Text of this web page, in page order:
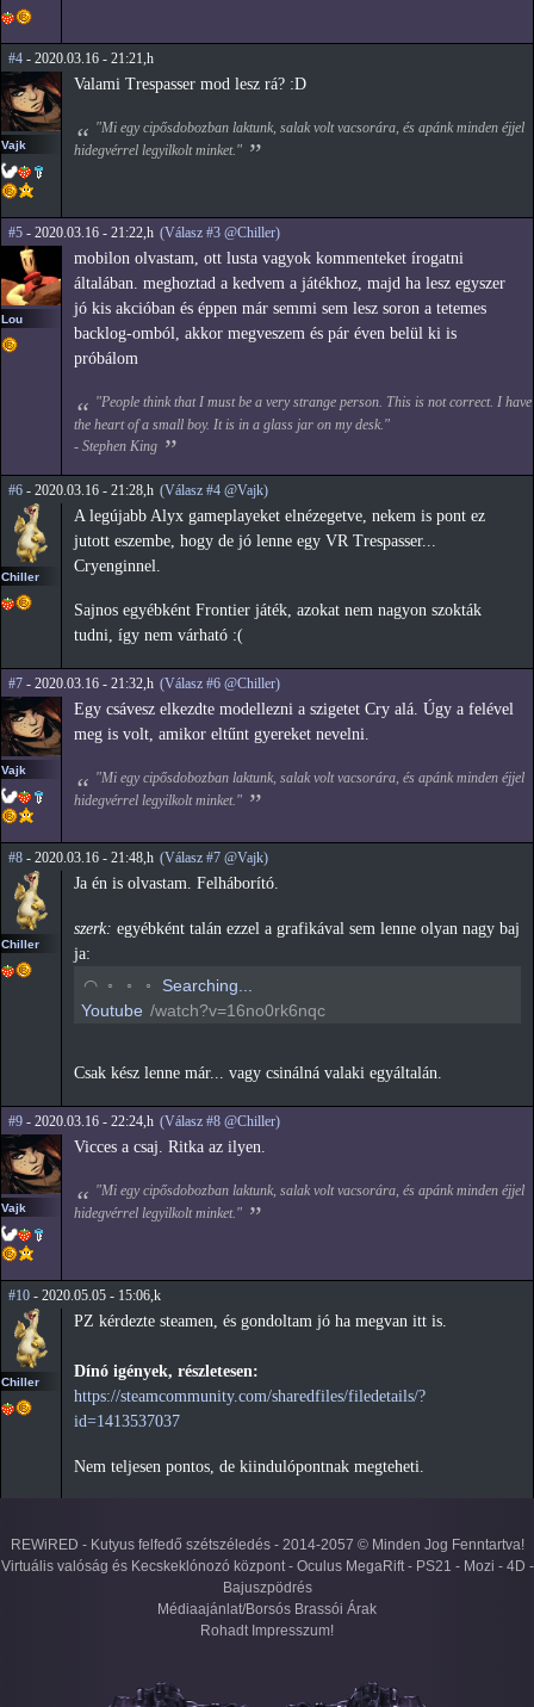
#4 - 2020.03.16 - 21:21,h
Vajk
Valami Trespasser mod lesz rá? :D
"Mi egy cipősdobozban laktunk, salak volt vacsorára, és apánk minden éjjel
hidegvérrel legyilkolt minket."
#5 - 2020.03.16 - 21:22,h (Válasz #3 @Chiller)
Lou
mobilon olvastam, ott lusta vagyok kommenteket írogatni
általában. meghoztad a kedvem a játékhoz, majd ha lesz egyszer
jó kis akcióban és éppen már semmi sem lesz soron a tetemes
backlog-omból, akkor megveszem és pár éven belül ki is
próbálom
"People think that I must be a very strange person. This is not correct. I have
the heart of a small boy. It is in a glass jar on my desk."
- Stephen King
#6 - 2020.03.16 - 21:28,h (Válasz #4 @Vajk)
Chiller
A legújabb Alyx gameplayeket elnézegetve, nekem is pont ez
jutott eszembe, hogy de jó lenne egy VR Trespasser...
Cryenginnel.
Sajnos egyébként Frontier játék, azokat nem nagyon szokták
tudni, így nem várható :(
#7 - 2020.03.16 - 21:32,h (Válasz #6 @Chiller)
Vajk
Egy csávesz elkezdte modellezni a szigetet Cry alá. Úgy a felével
meg is volt, amikor eltűnt gyereket nevelni.
"Mi egy cipősdobozban laktunk, salak volt vacsorára, és apánk minden éjjel
hidegvérrel legyilkolt minket."
#8 - 2020.03.16 - 21:48,h (Válasz #7 @Vajk)
Chiller
Ja én is olvastam. Felháborító.
szerk: egyébként talán ezzel a grafikával sem lenne olyan nagy baj
ja:
◡ ◦ ◦ ◦
Searching...
Youtube /watch?v=16no0rk6nqc
Csak kész lenne már... vagy csinálná valaki egyáltalán.
#9 - 2020.03.16 - 22:24,h (Válasz #8 @Chiller)
Vajk
Vicces a csaj. Ritka az ilyen.
"Mi egy cipősdobozban laktunk, salak volt vacsorára, és apánk minden éjjel
hidegvérrel legyilkolt minket."
#10 - 2020.05.05 - 15:06,k
Chiller
PZ kérdezte steamen, és gondoltam jó ha megvan itt is.
Dínó igények, részletesen:
https://steamcommunity.com/sharedfiles/filedetails/?
id=1413537037
Nem teljesen pontos, de kiindulópontnak megteheti.
REWiRED - Kutyus felfedő szétszéledés - 2014-2057 © Minden Jog Fenntartva!
Virtuális valóság és Kecskeklónozó központ - Oculus MegaRift - PS21 - Mozi - 4D -
Bajuszpödrés
Médiaajánlat/Borsós Brassói Árak
Rohadt Impresszum!